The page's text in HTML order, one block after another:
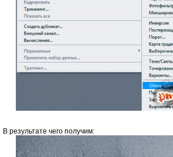
В результате чего получим: